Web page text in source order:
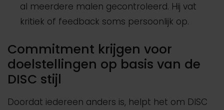
al meerdere malen gecontroleerd. Hij vat
kritiek of feedback soms persoonlijk op.
Commitment krijgen voor
doelstellingen op basis van de
DISC stijl
Doordat iedereen anders is, helpt het om DISC